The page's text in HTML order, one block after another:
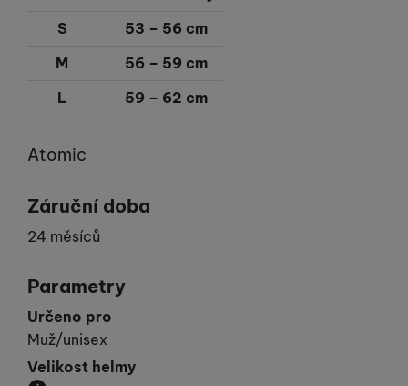
S
53 – 56 cm
M
56 – 59 cm
L
59 – 62 cm
Výrobce
Atomic
Záruční doba
24 měsíců
Parametry
Určeno pro
Muž/unisex
Velikost helmy